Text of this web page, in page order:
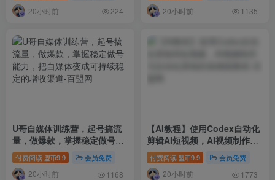
20小时前 224 20小时前 1135
U哥自媒体训练营，起号搞流
量，做爆款，掌握稳定做号能
力，把自媒体变成可持续稳定
的增收渠道
付费阅读 盟币9.9 会员免费
20小时前 1168
【AI教程】使用Codex自动化
剪辑AI短视频，AI视频制作与
自动化剪辑的保姆级教程
付费阅读 盟币9.9 会员免费
20小时前 1773